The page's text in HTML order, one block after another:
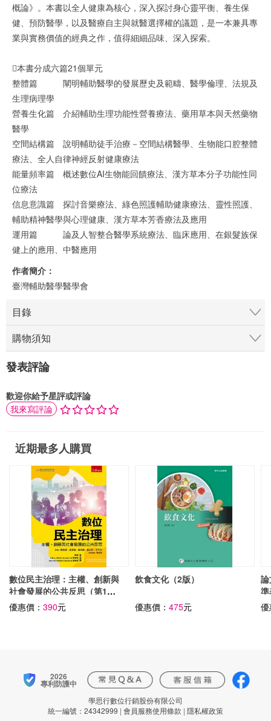
概論》。本書以全人健康為核心，深入探討身心靈平衡、養生保
健、預防醫學，以及醫療自主與就醫選擇權的議題，是一本兼具專
業與實務價值的經典之作，值得細細品味、深入探索。
本書分成六篇21個單元
整體篇 闡明輔助醫學的發展歷史及範疇、醫學倫理、法規及
生理病理學
營養生化篇 介紹輔助生理功能性營養療法、藥用草本與天然藥物
醫學
空間結構篇 說明輔助徒手治療－空間結構醫學、生物能口腔整體
療法、全人自律神經反射健康療法
能量頻率篇 概述數位AI生物能回饋療法、漢方草本分子功能性同
位療法
信息意識篇 探討音樂療法、綠色照護輔助健康療法、靈性照護、
輔助精神醫學與心理健康、漢方草本芳香療法及應用
運用篇 論及人智整合醫學系統療法、臨床應用、在銀髮族保
健上的應用、中醫應用
作者簡介：
臺灣輔助醫學醫學會
目錄
購物須知
發表評論
歡迎你給予星評或評論
我來寫評論
近期最多人購買
數位民主治理：主權、創新與
社會發展的公共反思（第1
版）
優惠價： 390元
飲食文化（2版）
優惠價：475元
2026
專利防護中
學思行數位行銷股份有限公司
統一編號：24342999 | 會員服務使用條款 | 隱私權政策